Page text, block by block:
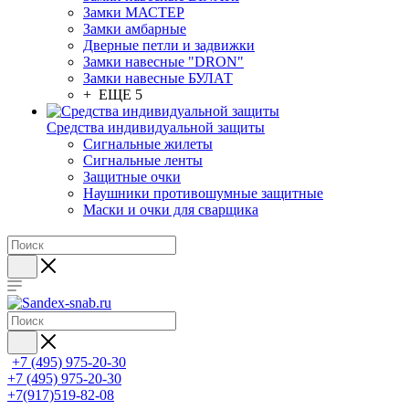
Замки МАСТЕР
Замки амбарные
Дверные петли и задвижки
Замки навесные "DRON"
Замки навесные БУЛАТ
+ ЕЩЕ 5
Средства индивидуальной защиты
Сигнальные жилеты
Сигнальные ленты
Защитные очки
Наушники противошумные защитные
Маски и очки для сварщика
+7 (495) 975-20-30
+7 (495) 975-20-30
+7(917)519-82-08